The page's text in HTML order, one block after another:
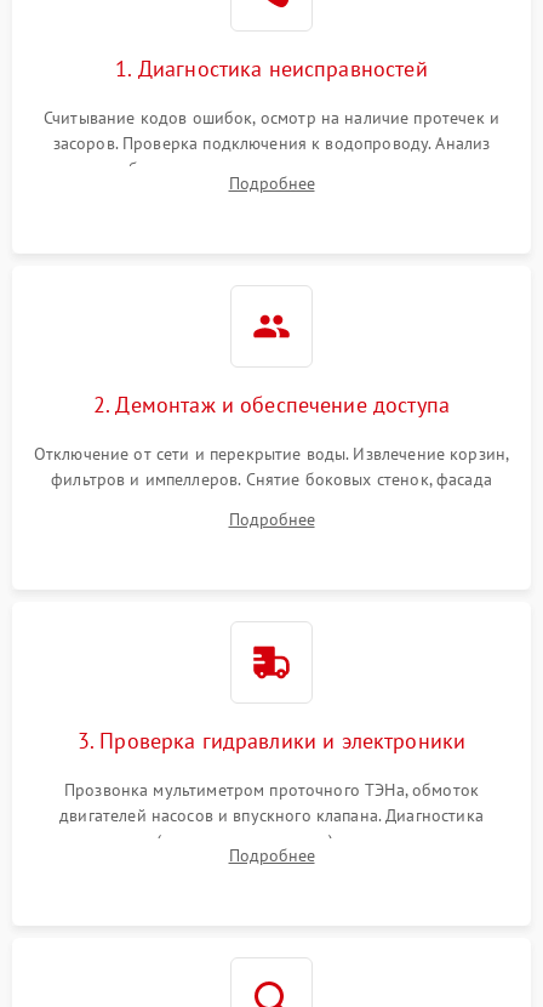
Проблемы с1. Диагностика неисправностей
Считывание кодов ошибок, осмотр на наличие протечек и
засоров. Проверка подключения к водопроводу. Анализ
жалоб на отсутствие слива, нагрева, вращения
разбрызгивателей или срабатывание системы защиты
Подробнее
2. Демонтаж и обеспечение доступа
Отключение от сети и перекрытие воды. Извлечение корзин,
фильтров и импеллеров. Снятие боковых стенок, фасада
циркуляционному насосу, ТЭНу и сливной помпе.
Подробнее
3. Проверка гидравлики и электроники
Прозвонка мультиметром проточного ТЭНа, обмоток
двигателей насосов и впускного клапана. Диагностика
прессостата (датчика уровня воды), датчика мутности,
концевика дверцы и электронного модуля управления.
Подробнее